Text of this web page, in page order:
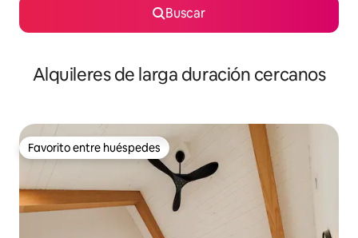
Buscar
Alquileres de larga duración cercanos
Favorito entre huéspedes
Favorito entre huéspedes